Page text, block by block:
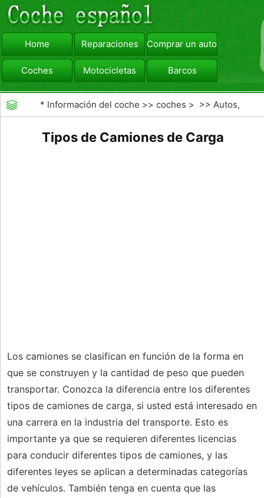
Home Reparaciones Comprar un automóvil
Coches Motocicletas Barcos
viajar Camiones
* Información del coche >>coches > >>Autos,
Tipos de Camiones de Carga
Los camiones se clasifican en función de la forma en
que se construyen y la cantidad de peso que pueden
transportar. Conozca la diferencia entre los diferentes
tipos de camiones de carga, si usted está interesado en
una carrera en la industria del transporte. Esto es
importante ya que se requieren diferentes licencias
para conducir diferentes tipos de camiones, y las
diferentes leyes se aplican a determinadas categorías
de vehículos. También tenga en cuenta que las